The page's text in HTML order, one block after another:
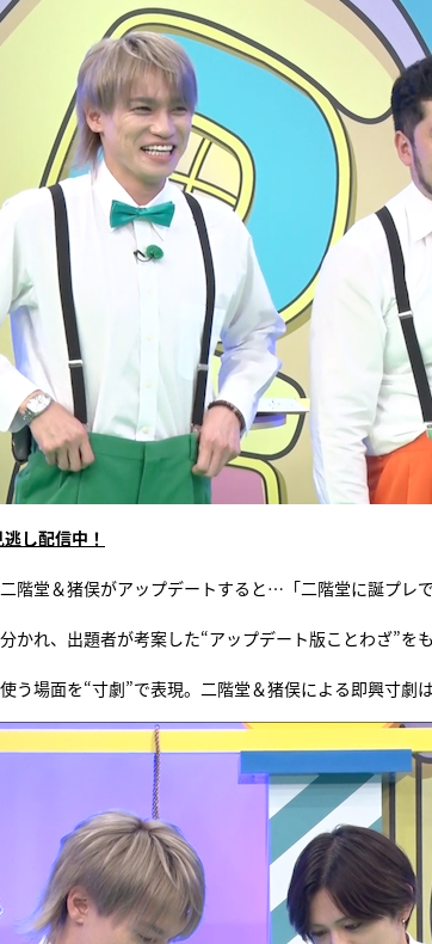
し配信中！
階堂＆猪俣がアップデートすると…「二階堂に誕プレで
かれ、出題者が考案した“アップデート版ことわざ”を
う場面を“寸劇”で表現。二階堂＆猪俣による即興寸劇